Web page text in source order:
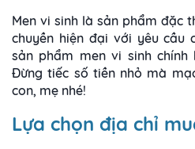
Men vi sinh là sản phẩm đặc
chuyền hiện đại với yêu cầu
sản phẩm men vi sinh
Đừng tiếc số tiền nhỏ mà
con, mẹ nhé!
Lựa chọn địa chỉ